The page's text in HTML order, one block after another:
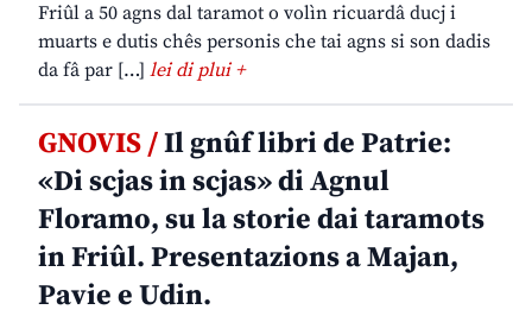
Friûl a 50 agns dal taramot o volìn ricuardâ ducj i
muarts e dutis chês personis che tai agns si son dadis
da fâ par […] lei di plui +
GNOVIS /Il gnûf libri de Patrie:
«Di scjas in scjas» di Agnul
Floramo, su la storie dai taramots
in Friûl. Presentazions a Majan,
Pavie e Udin.